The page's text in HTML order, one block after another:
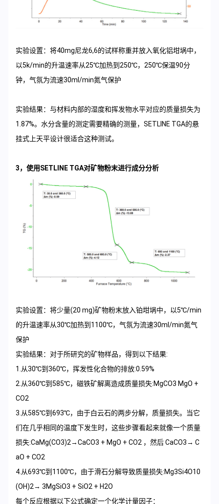
实验设置：将40mg尼龙6,6的试样称重并放入氧化铝坩埚中，
以5k/min的升温速率从25℃加热到250℃，250℃保温90分
钟，气氛为流速30ml/min氮气保护
实验结果：与材料内部的湿度和挥发物水平对应的质量损失为
1.87%。水分含量的测定需要精确的测量，SETLINE TGA的悬
挂式上天平设计很适合这种测试。
3，使用SETLINE TGA对矿物粉末进行成分分析
实验设置：将少量(20 mg)矿物粉末放入铂坩埚中，以5℃/min
的升温速率从30℃加热到1100℃，气氛为流速30ml/min氮气
保护
实验结果：对于所研究的矿物样品，得到以下结果:
1.从30℃到360℃，挥发性化合物的排放:0.59%
2.从360℃到585℃，磁铁矿解离造成质量损失:MgCO3 MgO +
CO2
3.从585℃到693℃，由于白云石的两步分解，质量损失。当它
们在几乎相同的温度下发生时，这些步骤看起来就像一个质量
损失:CaMg(CO3)2→CaCO3 + MgO + CO2 ，然后 CaCO3→ C
aO + CO2
4.从693℃到1100℃，由于滑石分解导致质量损失:Mg3Si4O10
(OH)2→ 3MgSiO3 + SiO2 + H2O
每个反应根据以下公式确定一个化学计量因子：